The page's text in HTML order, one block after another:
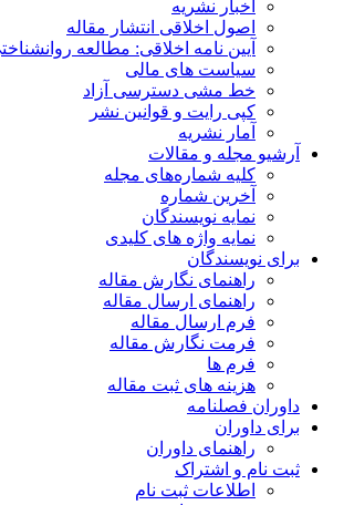
اخبار نشریه
اصول اخلاقی انتشار مقاله
آیین نامه اخلاقی: مطالعه روانشناختی
سیاست های مالی
خط مشی دسترسی آزاد
کپی رایت و قوانین نشر
آمار نشریه
آرشیو مجله و مقالات
کلیه شماره‌های مجله
آخرین شماره
نمایه نویسندگان
نمایه واژه های کلیدی
برای نویسندگان
راهنمای نگارش مقاله
راهنمای ارسال مقاله
فرم ارسال مقاله
فرمت نگارش مقاله
فرم ها
هزینه های ثبت مقاله
داوران فصلنامه
برای داوران
راهنمای داوران
ثبت نام و اشتراک
اطلاعات ثبت نام